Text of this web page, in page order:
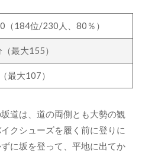
（184位/230 人、 80 ％）
（最大155）
最大107）
道は、道の両側とも大勢の観
クシューズを履く前に登りに
に坂を登って、平地に出てか